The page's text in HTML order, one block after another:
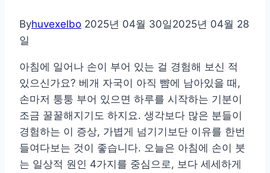
황
간
과
최
적
의
지
속
Byhuvexelbo 2025년 04월 30일2025년 04월 28
일
아침에 일어나 손이 부어 있는 걸 경험해 보신 적
있으신가요? 베개 자국이 아직 뺨에 남아있을 때,
손마저 퉁퉁 부어 있으면 하루를 시작하는 기분이
조금 꿀꿀해지기도 하지요. 생각보다 많은 분들이
경험하는 이 증상, 가볍게 넘기기보단 이유를 한번
들여다보는 것이 좋습니다. 오늘은 아침에 손이 붓
는 일상적 원인 4가지를 중심으로, 보다 세세하게